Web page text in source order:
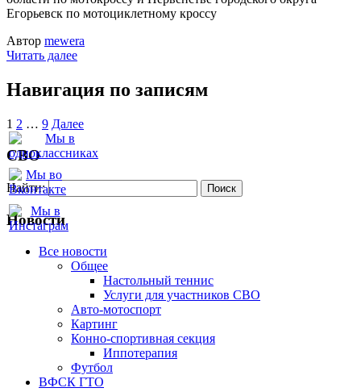
Егорьевск по мотоциклетному кроссу
Автор mewera
Читать далее
Навигация по записям
1 2 … 9 Далее
СВО
Найти:
Новости
Все новости
Oбщее
Настольный теннис
Услуги для участников СВО
Авто-мотоспорт
Картинг
Конно-спортивная секция
Иппотерапия
Футбол
ВФСК ГТО